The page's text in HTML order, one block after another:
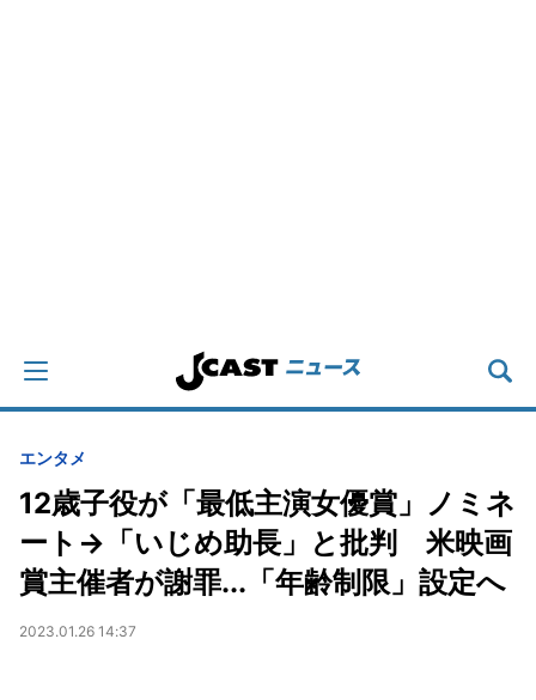
エンタメ
12歳子役が「最低主演女優賞」ノミネ
ート→「いじめ助長」と批判 米映画
賞主催者が謝罪...「年齢制限」設定へ
2023.01.26 14:37